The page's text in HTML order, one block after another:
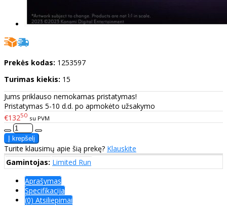
Prekės kodas: 1253597
Turimas kiekis: 15
Jums priklauso nemokamas pristatymas!
Pristatymas 5-10 d.d. po apmokėto užsakymo
€13250 su PVM
Turite klausimų apie šią prekę? Klauskite
Gamintojas: Limited Run
Aprašymas
Specifikacija
(0) Atsiliepimai